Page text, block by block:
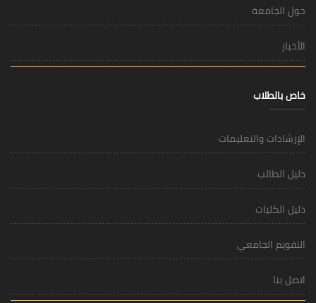
حول الجامعة
الأخبار
خاص بالطلاب
الإرشادات والتعليمات
دليل الطالب
دليل الكليات
التقويم الجامعي
اتصل بنا